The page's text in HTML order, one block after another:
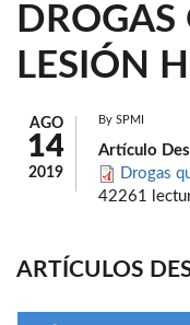
LESIÓN
AGO
14
2019
By SPMI
Artículo
Drogas
42261
ARTÍCULOS